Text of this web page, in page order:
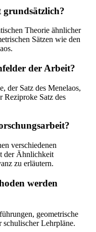
grundsätzlich?
Theorie ähnlicher
Sätzen wie den
der Arbeit?
der Satz des Menelaos,
Reziproke Satz des
verschiedenen
der Ähnlichkeit
zu erläutern.
werden
geometrische
Lehrpläne.